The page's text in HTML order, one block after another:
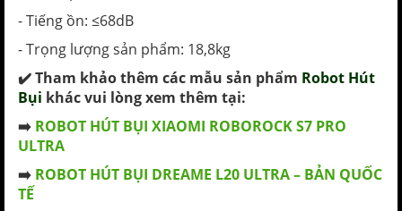
- Tiếng ồn: ≤68dB
- Trọng lượng sản phẩm: 18,8kg
✔️ Tham khảo thêm các mẫu sản phẩm Robot Hút
Bụi khác vui lòng xem thêm tại:
➡️ ROBOT HÚT BỤI XIAOMI ROBOROCK S7 PRO
ULTRA
➡️ ROBOT HÚT BỤI DREAME L20 ULTRA – BẢN QUỐC
TẾ